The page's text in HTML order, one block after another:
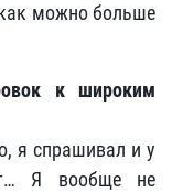
можно больше
к широким
я спрашивал и у
Я вообще не